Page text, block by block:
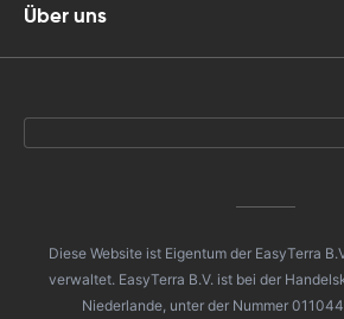
Über uns
Diese Website ist Eigentum der EasyTerra
verwaltet. EasyTerra B.V. ist bei der
Niederlande, unter der Nummer